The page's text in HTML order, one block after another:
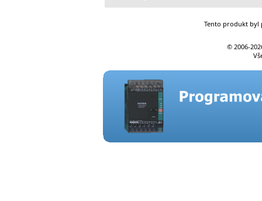
Tento produkt byl
© 2006-